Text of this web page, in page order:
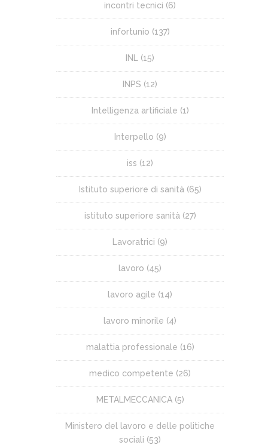
incontri tecnici (6)
infortunio (137)
INL (15)
INPS (12)
Intelligenza artificiale (1)
Interpello (9)
iss (12)
Istituto superiore di sanità (65)
istituto superiore sanità (27)
Lavoratrici (9)
lavoro (45)
lavoro agile (14)
lavoro minorile (4)
malattia professionale (16)
medico competente (26)
METALMECCANICA(5)
Ministero del lavoro e delle politiche
sociali (53)